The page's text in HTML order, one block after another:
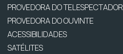
PROVEDORA DO TELESPECTADOR
PROVEDORA DO OUVINTE
ACESSIBILIDADES
SATÉLITES